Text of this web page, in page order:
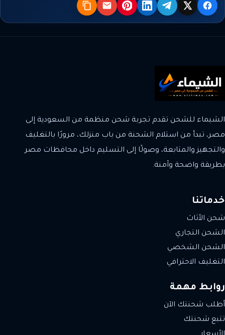
فيسبوك
X تيليجراملينكدإنبنترستالبريد نسخ
الشيماء للشحن تقدم تجربة شحن منظمة من السعودية إلى
مصر، تبدأ من استلام الشحنة من باب منزلك، مرورًا بالتغليف
والتجهيز والمتابعة، وصولًا إلى التسليم داخل محافظات مصر
بطريقة واضحة وآمنة.
خدماتنا
شحن الأثاث
الشحن التجاري
الشحن الشخصي
التغليف الاحترافي
روابط مهمة
أطلب شحنتك الآن
تتبع شحنتك